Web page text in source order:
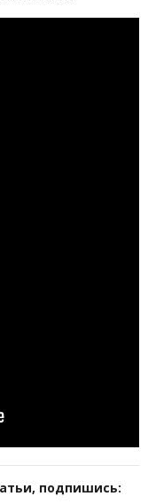
подпишись: